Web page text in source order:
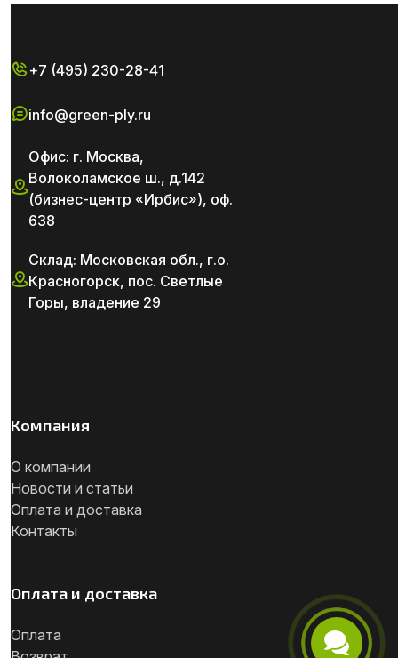
+7 (495) 230-28-41
info@green-ply.ru
Офис: г. Москва,
Волоколамское ш., д.142
(бизнес-центр «Ирбис»), оф.
638
Склад: Московская обл., г.о.
Красногорск, пос. Светлые
Горы, владение 29
Компания
О компании
Новости и статьи
Оплата и доставка
Контакты
Оплата и доставка
Оплата